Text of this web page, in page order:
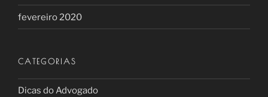
fevereiro 2020
CATEGORIAS
Dicas do Advogado